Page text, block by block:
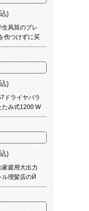
)
生风筒のブレ
伤つけずに买
)
ドライヤバラ
たみ式1200 W
標準配合
)
庭用大出力
ル理髪店のӢ
ナーバーム
高级公式标